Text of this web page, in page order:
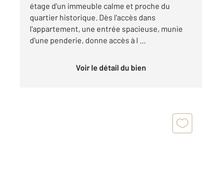
étage d'un immeuble calme et proche du
quartier historique. Dès l'accès dans
l'appartement, une entrée spacieuse, munie
d'une penderie, donne accès à l ...
Voir le détail du bien